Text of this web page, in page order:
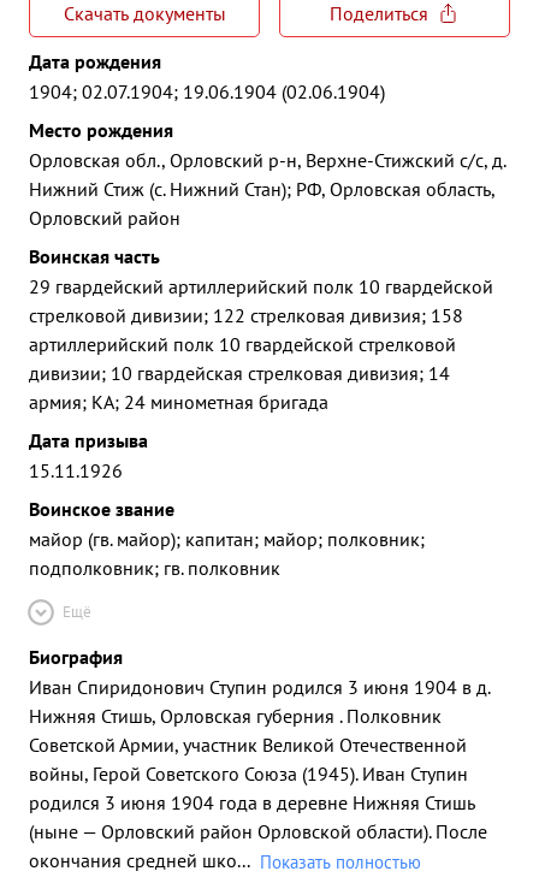
Скачать документы
Поделиться
Дата рождения
1904; 02.07.1904; 19.06.1904 (02.06.1904)
Место рождения
Орловская обл., Орловский р-н, Верхне-Стижский с/с, д.
Нижний Стиж (с. Нижний Стан); РФ, Орловская область,
Орловский район
Воинская часть
29 гвардейский артиллерийский полк 10 гвардейской
стрелковой дивизии; 122 стрелковая дивизия; 158
артиллерийский полк 10 гвардейской стрелковой
дивизии; 10 гвардейская стрелковая дивизия; 14
армия; КА; 24 минометная бригада
Дата призыва
15.11.1926
Воинское звание
майор (гв. майор); капитан; майор; полковник;
подполковник; гв. полковник
Ещё
Биография
Иван Спиридонович Ступин родился 3 июня 1904 в д.
Нижняя Стишь, Орловская губерния . Полковник
Советской Армии, участник Великой Отечественной
войны, Герой Советского Союза (1945). Иван Ступин
родился 3 июня 1904 года в деревне Нижняя Стишь
(ныне — Орловский район Орловской области). После
окончания средней шко... Показать полностью